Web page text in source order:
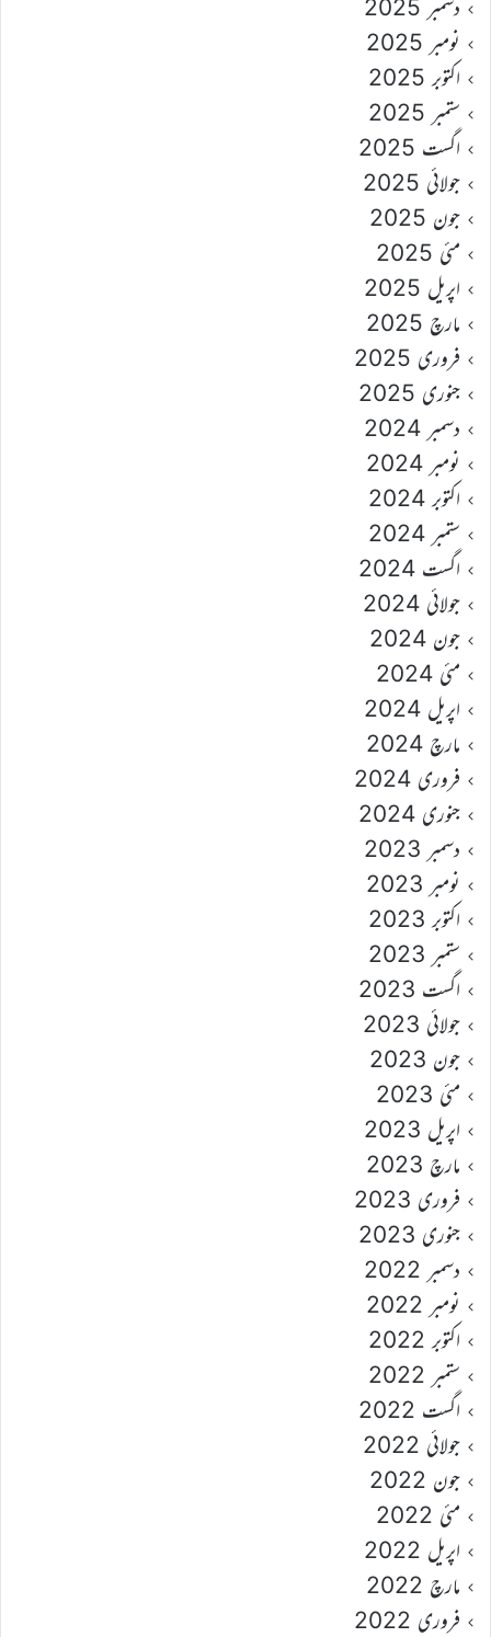
دسمبر 2025
نومبر 2025
اکتوبر 2025
ستمبر 2025
اگست 2025
جولائی 2025
جون 2025
مئی 2025
اپریل 2025
مارچ 2025
فروری 2025
جنوری 2025
دسمبر 2024
نومبر 2024
اکتوبر 2024
ستمبر 2024
اگست 2024
جولائی 2024
جون 2024
مئی 2024
اپریل 2024
مارچ 2024
فروری 2024
جنوری 2024
دسمبر 2023
نومبر 2023
اکتوبر 2023
ستمبر 2023
اگست 2023
جولائی 2023
جون 2023
مئی 2023
اپریل 2023
مارچ 2023
فروری 2023
جنوری 2023
دسمبر 2022
نومبر 2022
اکتوبر 2022
ستمبر 2022
اگست 2022
جولائی 2022
جون 2022
مئی 2022
اپریل 2022
مارچ 2022
فروری 2022